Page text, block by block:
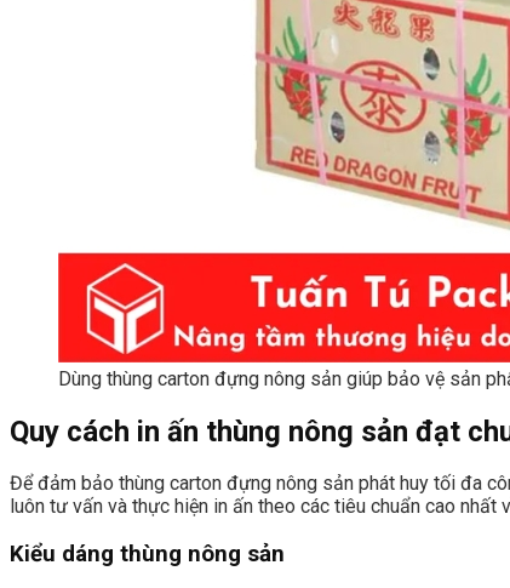
Dùng thùng carton đựng nông sản giúp bảo vệ sản
Quy cách in ấn thùng nông sản đạt
Để đảm bảo thùng carton đựng nông sản phát huy tối đa
luôn tư vấn và thực hiện in ấn theo các tiêu chuẩn cao nhất
Kiểu dáng thùng nông sản